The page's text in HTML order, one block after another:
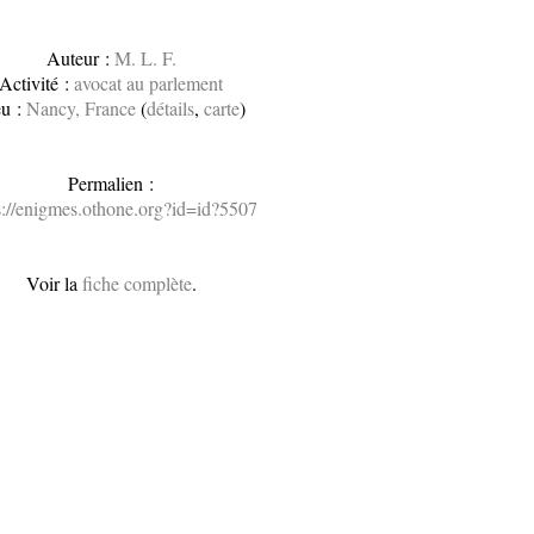
Auteur : M. L. F.
Activité :avocat au parlement
:Nancy, France(détails,carte)
Permalien :
enigmes.othone.org?id=id?5507
Voir la fiche complète.